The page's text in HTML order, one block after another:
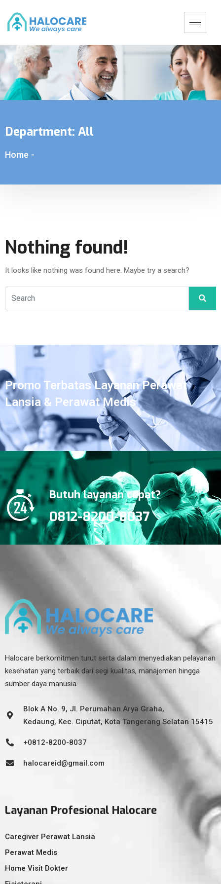
Department: All
Home -
Nothing found!
It looks like nothing was found here. Maybe try a search?
Promo Terbatas Layanan Perawat
Lansia & Perawat Medis
Butuh layanan cepat?
0812-8200-8037
Halocare berkomitmen turut serta dalam menyediakan pelayanan
kesehatan yang terbaik dari segi kualitas, manajemen hingga
sumber daya manusia.
Blok A No. 9, Jl. Perumahan Arya Graha,
Kedaung, Kec. Ciputat, Kota Tangerang Selatan 15415
+0812-8200-8037
halocareid@gmail.com
Layanan Profesional Halocare
Caregiver Perawat Lansia
Perawat Medis
Home Visit Dokter